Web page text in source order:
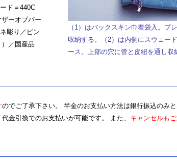
ド＝440C
ーオブパー
彫り／ピン
／国産品
（1）はバックスキン巾着袋入。プ
収納する。（2）は内側にスウェー
ース。上部の穴に管と皮紐を通し収
のでご了承下さい。 半金のお支払い方法は銀行振込のみと
金引換でのお支払いが可能です。 また、 キャンセルもご